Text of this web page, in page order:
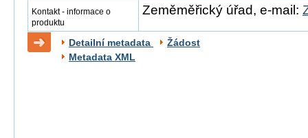
Kontakt - informace o
produktu
Zeměměřický úřad, e-mail:
Detailní metadata
Žádost
Metadata XML